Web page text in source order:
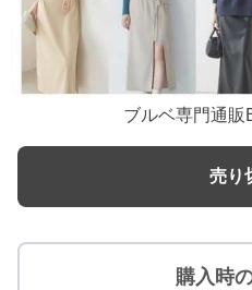
ブルベ専門通販
売り
購入時